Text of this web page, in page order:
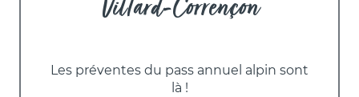
Villard-Corrençon
Les préventes du pass annuel alpin sont
là !